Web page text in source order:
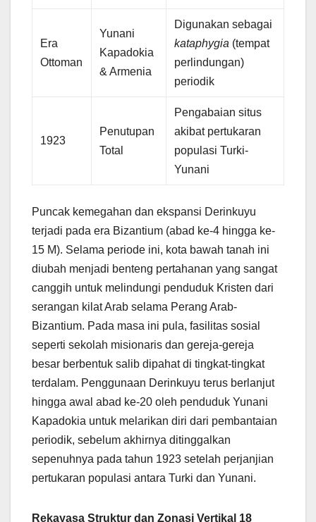
Era
Ottoman
Yunani
Kapadokia
& Armenia
Digunakan sebagai
kataphygia (tempat
perlindungan)
periodik
1923
Penutupan
Total
Pengabaian situs
akibat pertukaran
populasi Turki-
Yunani
Puncak kemegahan dan ekspansi Derinkuyu
terjadi pada era Bizantium (abad ke-4 hingga ke-
15 M). Selama periode ini, kota bawah tanah ini
diubah menjadi benteng pertahanan yang sangat
canggih untuk melindungi penduduk Kristen dari
serangan kilat Arab selama Perang Arab-
Bizantium. Pada masa ini pula, fasilitas sosial
seperti sekolah misionaris dan gereja-gereja
besar berbentuk salib dipahat di tingkat-tingkat
terdalam. Penggunaan Derinkuyu terus berlanjut
hingga awal abad ke-20 oleh penduduk Yunani
Kapadokia untuk melarikan diri dari pembantaian
periodik, sebelum akhirnya ditinggalkan
sepenuhnya pada tahun 1923 setelah perjanjian
pertukaran populasi antara Turki dan Yunani.
Rekayasa Struktur dan Zonasi Vertikal 18